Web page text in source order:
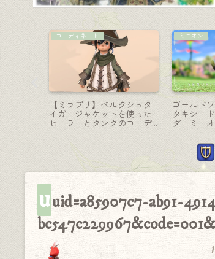
リーパー-大鎌
ゼロの大鎌・シンプルで妖
艶なリーパー武器『ゼロオ
ーダー・デスサイズ』
マウント
4人乗り課
コボキャ
懐かしく
uuid=a85907c7-ab91-